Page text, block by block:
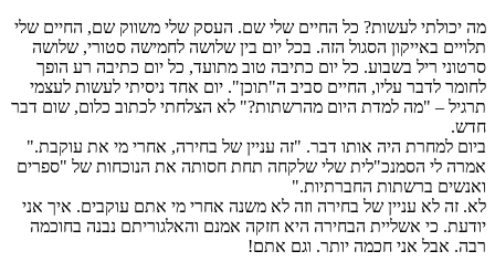
מה יכולתי לעשות? כל החיים שלי שם. העסק שלי משווק שם, החיים שלי
תלויים באייקון הסגול הזה. בכל יום בין שלושה לחמישה סטורי, שלושה
סרטוני ריל בשבוע. כל יום כתיבה טוב מתועד, כל יום כתיבה רע הופך
לחומר לדבר עליו, החיים סביב ה"תוכן". יום אחד ניסיתי לעשות לעצמי
תרגיל – "מה למדת היום מהרשתות?" לא הצלחתי לכתוב כלום, שום דבר
חדש.
ביום למחרת היה אותו דבר. "זה עניין של בחירה, אחרי מי את עוקבת."
אמרה לי הסמנכ"לית שלי שלקחה תחת חסותה את הנוכחות של "ספרים
ואנשים ברשתות החברתיות."
לא. זה לא עניין של בחירה וזה לא משנה אחרי מי אתם עוקבים. איך אני
יודעת. כי אשליית הבחירה היא חזקה אמנם והאלגוריתם נבנה בחוכמה
רבה. אבל אני חכמה יותר. וגם אתם!